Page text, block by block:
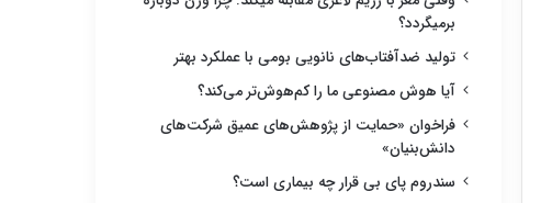
برمیگردد؟
تولید ضدآفتاب‌های نانویی بومی با عملکرد بهتر
آیا هوش مصنوعی ما را کم‌هوش‌تر می‌کند؟
فراخوان «حمایت از پژوهش‌های عمیق شرکت‌های
دانش‌بنیان»
سندروم پای بی قرار چه بیماری است؟